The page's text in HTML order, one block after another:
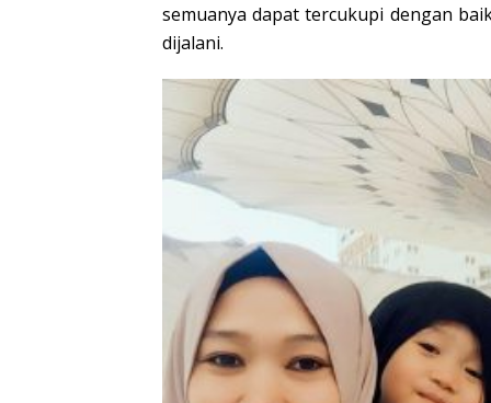
semuanya dapat tercukupi dengan
dijalani.